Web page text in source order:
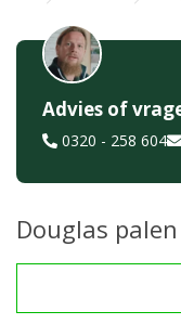
Advies of
0320 - 258 604
Douglas